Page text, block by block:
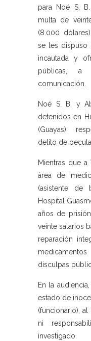
para Noé S.
multa de
(8.000
se les dispuso
incautada y
públicas,
comunicación.
Noé S. B. y
detenidos en
(Guayas),
delito de
Mientras que
área de
(asistente de
Hospital
años de
veinte salarios
reparación
disculpas
En la
estado de
(funcionario),
ni
investigado.